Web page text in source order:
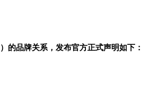
）的品牌关系，发布官方正式声明如下：